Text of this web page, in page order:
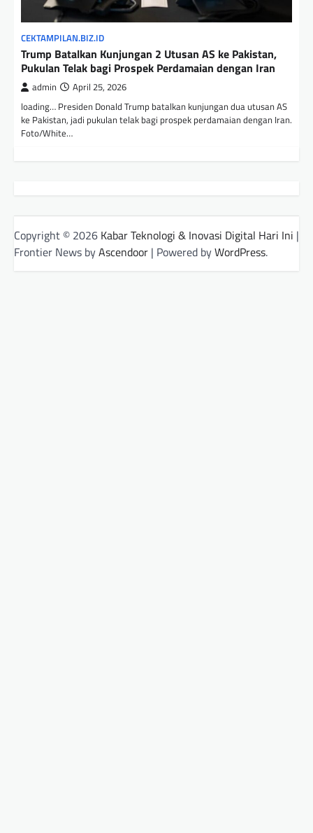
CEKTAMPILAN.BIZ.ID
Trump Batalkan Kunjungan 2 Utusan AS ke Pakistan,
Pukulan Telak bagi Prospek Perdamaian dengan Iran
admin April 25, 2026
loading… Presiden Donald Trump batalkan kunjungan dua utusan AS
ke Pakistan, jadi pukulan telak bagi prospek perdamaian dengan Iran.
Foto/White…
Copyright © 2026 Kabar Teknologi & Inovasi Digital Hari Ini |
Frontier News byAscendoor | Powered byWordPress.